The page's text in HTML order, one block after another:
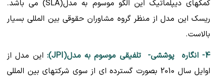
کمکهای دیپلماتیک این الگو موسوم به مدل(SLA) می باشد.
ریسک این مدل از منظر گروه مشاوران حقوقی بین المللی بسیار
بالاست.
4- انگاره پوششی- تلفیقی موسوم به مدل(JPI):
این مدل از
اوایل سال 2010 بصورت گسترده ای از سوی شرکتهای بین المللی